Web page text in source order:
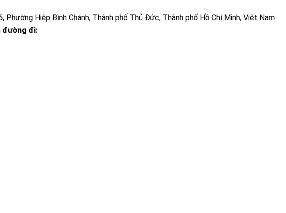
Phường Hiệp Bình Chánh, Thành phố Thủ Đức, Thành phố Hồ Chí Minh, Việt Nam
đường đi: